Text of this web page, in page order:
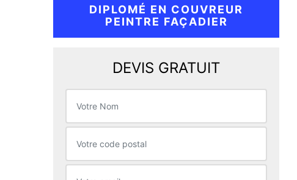
DIPLOMÉ EN COUVREUR
PEINTRE FAÇADIER
DEVIS GRATUIT